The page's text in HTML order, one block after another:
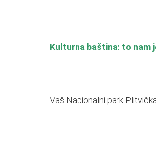
Kulturna baština: to nam
Vaš Nacionalni park